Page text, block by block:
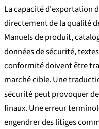
La capacité d'exportation
directement de la qualité
Manuels de produit,
données de sécurité,
conformité doivent être
marché cible. Une
sécurité peut provoquer
finaux. Une erreur
engendrer des litiges